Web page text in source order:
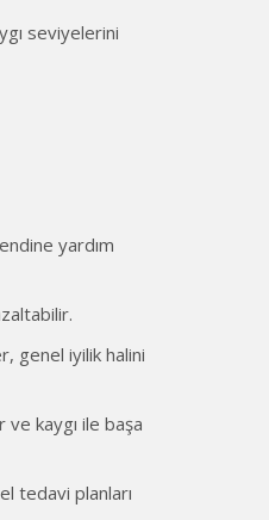
seviyelerini
yardım
genel iyilik halini
kaygı ile başa
tedavi planları